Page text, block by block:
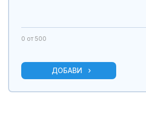
0 от 500
ДОБАВИ